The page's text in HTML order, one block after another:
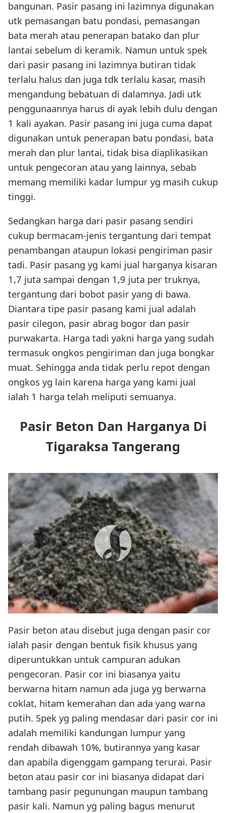
bangunan. Pasir pasang ini lazimnya digunakan
utk pemasangan batu pondasi, pemasangan
bata merah atau penerapan batako dan plur
lantai sebelum di keramik. Namun untuk spek
dari pasir pasang ini lazimnya butiran tidak
terlalu halus dan juga tdk terlalu kasar, masih
mengandung bebatuan di dalamnya. Jadi utk
penggunaannya harus di ayak lebih dulu dengan
1 kali ayakan. Pasir pasang ini juga cuma dapat
digunakan untuk penerapan batu pondasi, bata
merah dan plur lantai, tidak bisa diaplikasikan
untuk pengecoran atau yang lainnya, sebab
memang memiliki kadar lumpur yg masih cukup
tinggi.
Sedangkan harga dari pasir pasang sendiri
cukup bermacam-jenis tergantung dari tempat
penambangan ataupun lokasi pengiriman pasir
tadi. Pasir pasang yg kami jual harganya kisaran
1,7 juta sampai dengan 1,9 juta per truknya,
tergantung dari bobot pasir yang di bawa.
Diantara tipe pasir pasang kami jual adalah
pasir cilegon, pasir abrag bogor dan pasir
purwakarta. Harga tadi yakni harga yang sudah
termasuk ongkos pengiriman dan juga bongkar
muat. Sehingga anda tidak perlu repot dengan
ongkos yg lain karena harga yang kami jual
ialah 1 harga telah meliputi semuanya.
Pasir Beton Dan Harganya Di
Tigaraksa Tangerang
Pasir beton atau disebut juga dengan pasir cor
ialah pasir dengan bentuk fisik khusus yang
diperuntukkan untuk campuran adukan
pengecoran. Pasir cor ini biasanya yaitu
berwarna hitam namun ada juga yg berwarna
coklat, hitam kemerahan dan ada yang warna
putih. Spek yg paling mendasar dari pasir cor ini
adalah memiliki kandungan lumpur yang
rendah dibawah 10%, butirannya yang kasar
dan apabila digenggam gampang terurai. Pasir
beton atau pasir cor ini biasanya didapat dari
tambang pasir pegunungan maupun tambang
pasir kali. Namun yg paling bagus menurut